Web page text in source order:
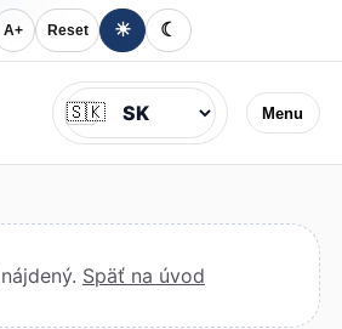
A+ Reset ☀ ☾
Menu
Jazyk
🇸🇰
Späť na úvod